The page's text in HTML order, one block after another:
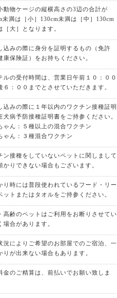
動物ケージの縦横高さの3辺の合計が
未満は［小］130cm未満は［中］130cm
［大］となります。
込みの際に身分を証明するもの（免許
康保険証）をお持ちください。
ルの受付時間は、営業日午前１０：００
６：００までとさせていただきます。
込みの際に１年以内のワクチン接種証明
犬病予防接種証明書をご持参ください。
ゃん：５種以上の混合ワクチン
ゃん：３種混合ワクチン
ン接種をしていないペットに関しまして
かりできない場合もございます。
り時には普段使われているフード・リー
ットまたはタオルをご持参ください。
高齢のペットはご利用をお断りさせてい
場合があります。
況によりご希望のお部屋でのご宿泊、一
りが出来ない場合もあります。
金のご精算は、前払いでお願い致しま